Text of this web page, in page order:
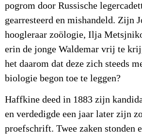
pogrom door Russische
gearresteerd en mishandeld. Zijn
hoogleraar zoölogie, Ilja
erin de jonge Waldemar vrij te
het daarom dat deze zich steeds
biologie begon toe te leggen?
Haffkine deed in 1883 zijn
en verdedigde een jaar later zijn
proefschrift. Twee zaken stonden